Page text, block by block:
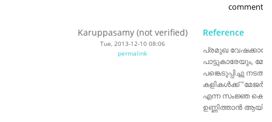
comments
Karuppasamy (not verified)
Tue, 2013-12-10 08:06
permalink
Reference
പ്രമുഖ
പാട്ടുകാരേയും,
പങ്കെടുപ്പിച്ചു
കളികൾക്ക്
എന്ന സംജ്ഞ
ഉണ്ണിത്താൻ